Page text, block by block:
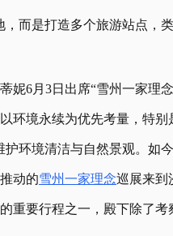
而是打造多个旅游站点
妮6月3日出席“雪州一家理
环境永续为优先考量，特别
环境清洁与自然景观。如
动的雪州一家理念巡展来到
重要行程之一，殿下除了